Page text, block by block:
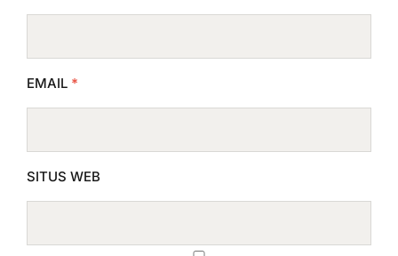
EMAIL *
SITUS WEB